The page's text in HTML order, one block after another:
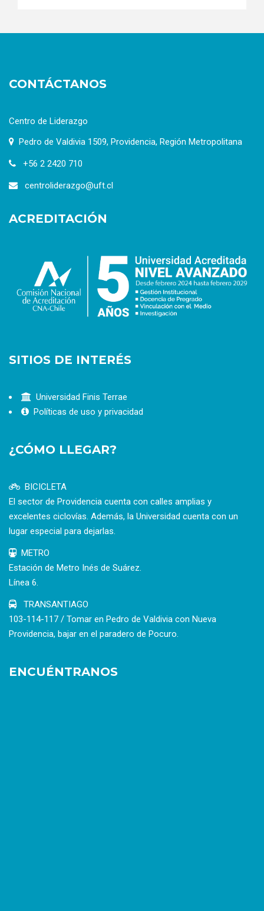
CONTÁCTANOS
Centro de Liderazgo
Pedro de Valdivia 1509, Providencia, Región Metropolitana
+56 2 2420 710
centroliderazgo@uft.cl
ACREDITACIÓN
SITIOS DE INTERÉS
Universidad Finis Terrae
Políticas de uso y privacidad
¿CÓMO LLEGAR?
BICICLETA
El sector de Providencia cuenta con calles amplias y
excelentes ciclovías. Además, la Universidad cuenta con un
lugar especial para dejarlas.
METRO
Estación de Metro Inés de Suárez.
Línea 6.
TRANSANTIAGO
103-114-117 / Tomar en Pedro de Valdivia con Nueva
Providencia, bajar en el paradero de Pocuro.
ENCUÉNTRANOS